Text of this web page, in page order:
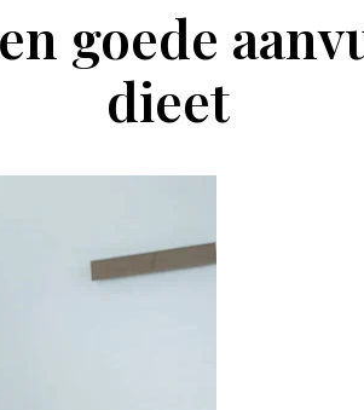
goede
dieet